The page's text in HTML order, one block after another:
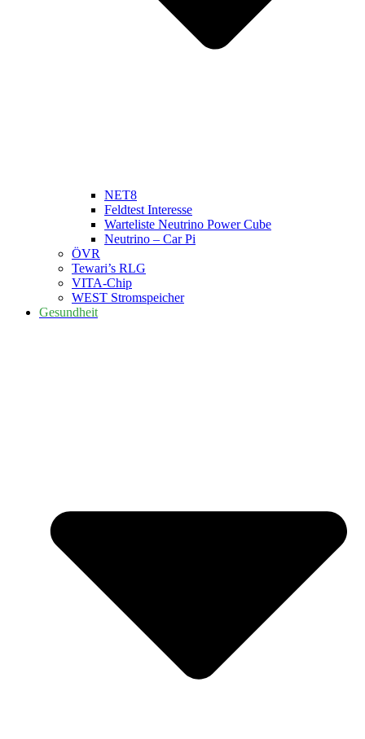
NET8
Feldtest Interesse
Warteliste Neutrino Power Cube
Neutrino – Car Pi
ÖVR
Tewari’s RLG
VITA-Chip
WEST Stromspeicher
Gesundheit